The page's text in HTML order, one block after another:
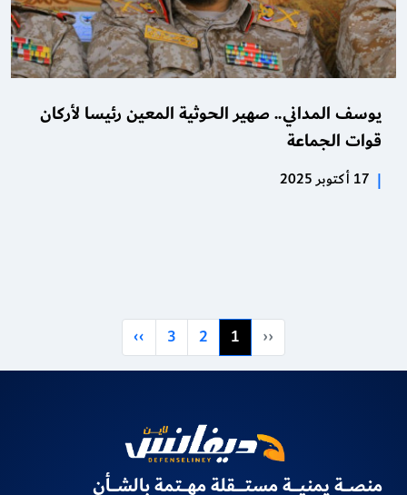
يوسف المداني.. صهير الحوثية المعين رئيسا لأركان
قوات الجماعة
| 17 أكتوبر 2025
‹‹
1
2
3
››
منصـــة يمنيــــة مستـــــقلة مهـــتمة بالشـــأن